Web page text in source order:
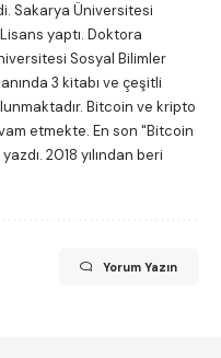
Sakarya Üniversitesi
yaptı. Doktora
Sosyal Bilimler
3 kitabı ve çeşitli
Bitcoin ve kripto
etmekte. En son "Bitcoin
2018 yılından beri
Yorum Yazın